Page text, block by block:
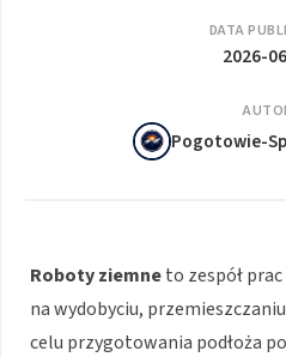
DATA
2026-
Pogotowie-
Roboty ziemneto zespół
na wydobyciu,
celu przygotowania podłoża